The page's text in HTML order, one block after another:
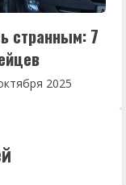
странным: 7
2025